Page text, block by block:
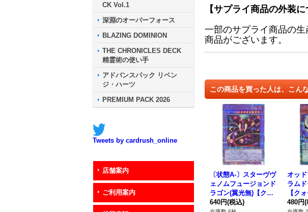
CK Vol.1
深淵のオーバーフォース
BLAZING DOMINION
THE CHRONICLES DECK
精霊術の使い手
アドバンスパック リベン
ジ・ハーツ
PREMIUM PACK 2026
Tweets by cardrush_online
店舗案内
ご利用案内
【サプライ商品の外装に
一部のサプライ商品の
商品がございます。
この商品を買った人は、こん
〔状態A-〕スターヴヴ
ェノムフュージョンド
ラゴン(翼光無)【クォ
ーターセンチュリーシ
640円(税込)
オッ
ラム
【ク
リーシ
480円(